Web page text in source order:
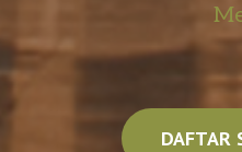
DAFTAR